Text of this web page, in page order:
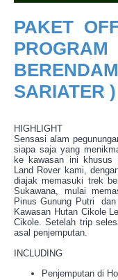
PAKET
SARIATER )
HIGHLIGHT
Sensasi alam
siapa saja yang
ke kawasan ini khusus
Land Rover kami,
diajak memasuki trek
Sukawana, mulai
Pinus Gunung Putri
Kawasan Hutan Cikole
Cikole. Setelah trip
asal penjemputan.
INCLUDING
Penjemputan di